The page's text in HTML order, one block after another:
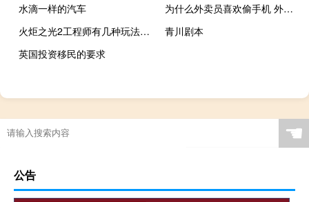
水滴一样的汽车
为什么外卖员喜欢偷手机 外卖员捡到一箱手机
火炬之光2工程师有几种玩法哪种比较主流一点 火炬之光2工程师攻略
青川剧本
英国投资移民的要求
☚
公告